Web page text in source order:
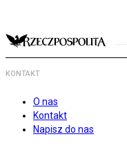
KONTAKT
O nas
Kontakt
Napisz do nas